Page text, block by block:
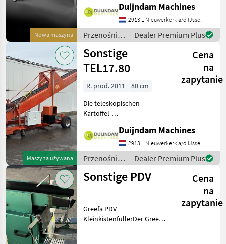
Nowa maszyna
wird zur Herstellung von
Substrat für Pflanzen
verwendet und als Ersatz
für Torferde einges
Duijndam Machines
2913 L Nieuwerkerk a/d IJssel
Przenośniki
/ Sonstige
Dealer Premium Plus
Maszyna używana
Sonstige
TEL17.80
Cena
na
zapytanie
R. prod. 2011
80 cm
Die teleskopischen
Kartoffel-
DOWNS ermöglichen die
Bulk-Lagerung
verschiedener Produkte:
Kartoffeln, Zwiebeln,
Getreide bei hoher
Arbeitsgesch
Duijndam Machines
2913 L Nieuwerkerk a/d IJssel
Przenośniki
/ Sonstige
Dealer Premium Plus
Sonstige PDV
Cena
na
zapytanie
Greefa PDV
KleinkistenfüllerDer Greefa